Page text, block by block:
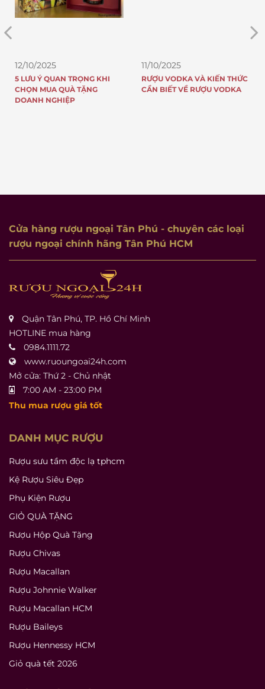
12/10/2025
5 LƯU Ý QUAN TRỌNG KHI
CHỌN MUA QUÀ TẶNG
DOANH NGHIỆP
11/10/2025
RƯỢU VODKA VÀ KIẾN THỨC
CẦN BIẾT VỀ RƯỢU VODKA
Cửa hàng rượu ngoại Tân Phú - chuyên các loại
rượu ngoại chính hãng Tân Phú HCM
Quận Tân Phú, TP. Hồ Chí Minh
HOTLINE mua hàng
0984.1111.72
www.ruoungoai24h.com
Mở cửa: Thứ 2 - Chủ nhật
7:00 AM - 23:00 PM
Thu mua rượu giá tốt
DANH MỤC RƯỢU
Rượu sưu tầm độc lạ tphcm
Kệ Rượu Siêu Đẹp
Phụ Kiện Rượu
GIỎ QUÀ TẶNG
Rượu Hộp Quà Tặng
Rượu Chivas
Rượu Macallan
Rượu Johnnie Walker
Rượu Macallan HCM
Rượu Baileys
Rượu Hennessy HCM
Giỏ quà tết 2026